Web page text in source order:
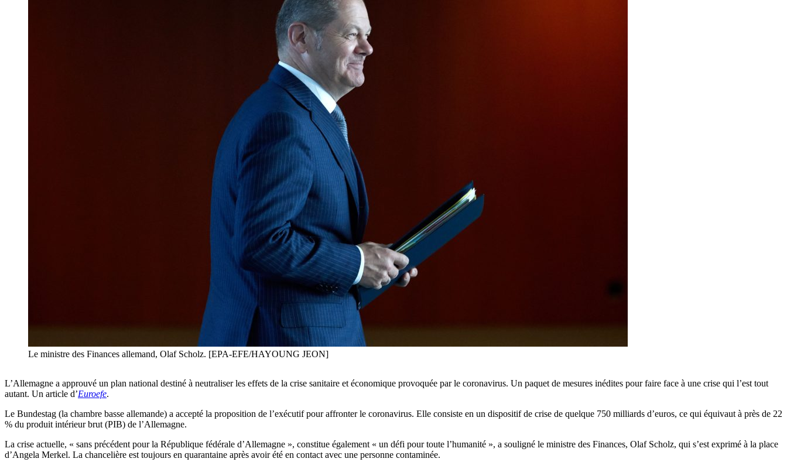
Le ministre des Finances allemand, Olaf Scholz. [EPA-EFE/HAYOUNG JEON]
L’Allemagne a approuvé un plan national destiné à neutraliser les effets de la crise sanitaire et économique provoquée par le coronavirus. Un paquet de mesures inédites pour faire face à une crise qui l’est tout
autant. Un article d’Euroefe.
Le Bundestag (la chambre basse allemande) a accepté la proposition de l’exécutif pour affronter le coronavirus. Elle consiste en un dispositif de crise de quelque 750 milliards d’euros, ce qui équivaut à près de 22
% du produit intérieur brut (PIB) de l’Allemagne.
La crise actuelle, « sans précédent pour la République fédérale d’Allemagne », constitue également « un défi pour toute l’humanité », a souligné le ministre des Finances, Olaf Scholz, qui s’est exprimé à la place
d’Angela Merkel. La chancelière est toujours en quarantaine après avoir été en contact avec une personne contaminée.